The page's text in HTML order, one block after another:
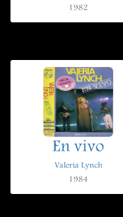
1982
En vivo
Valeria Lynch
1984